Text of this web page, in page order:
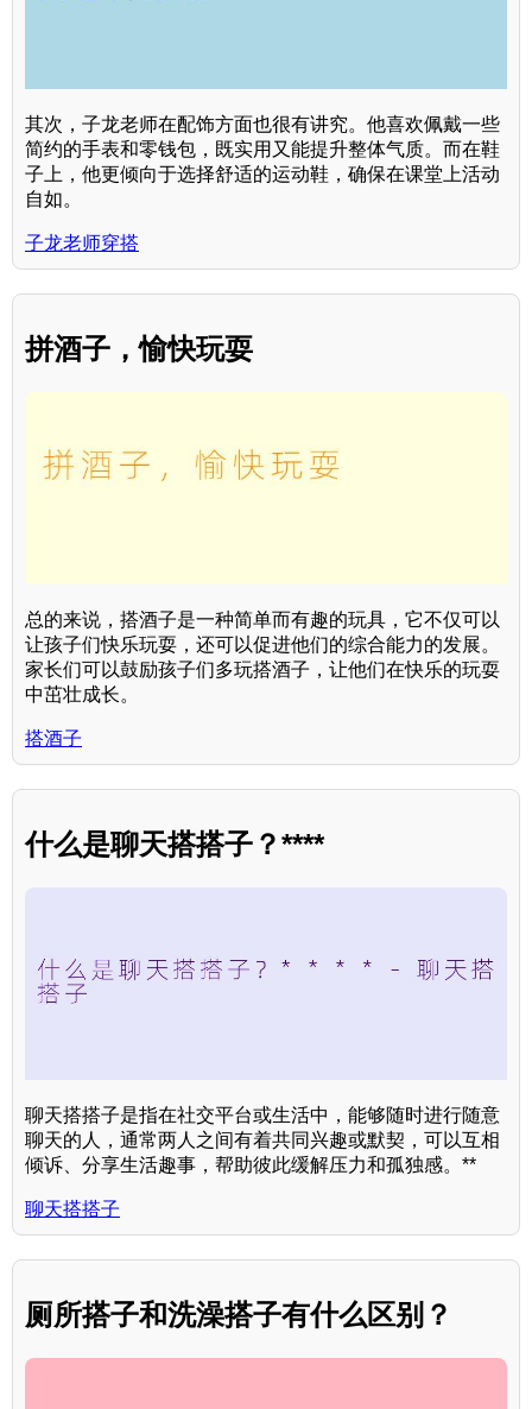
其次，子龙老师在配饰方面也很有讲究。他喜欢佩戴一些
简约的手表和零钱包，既实用又能提升整体气质。而在鞋
子上，他更倾向于选择舒适的运动鞋，确保在课堂上活动
自如。
子龙老师穿搭
拼酒子，愉快玩耍
总的来说，搭酒子是一种简单而有趣的玩具，它不仅可以
让孩子们快乐玩耍，还可以促进他们的综合能力的发展。
家长们可以鼓励孩子们多玩搭酒子，让他们在快乐的玩耍
中茁壮成长。
搭酒子
什么是聊天搭搭子？****
聊天搭搭子是指在社交平台或生活中，能够随时进行随意
聊天的人，通常两人之间有着共同兴趣或默契，可以互相
倾诉、分享生活趣事，帮助彼此缓解压力和孤独感。**
聊天搭搭子
厕所搭子和洗澡搭子有什么区别？